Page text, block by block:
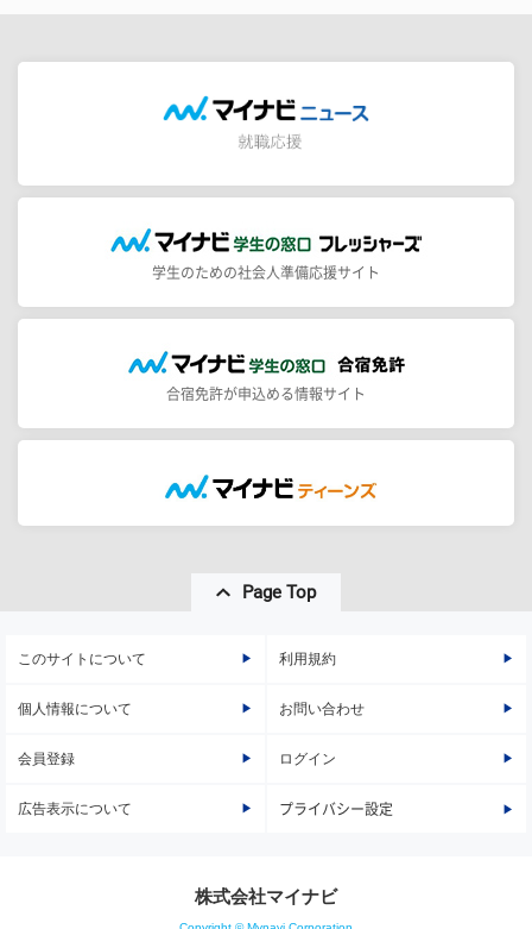
学生のための社会人準備応援サイト
合宿免許が申込める情報サイト
Page Top
このサイトについて 利用規約
個人情報について お問い合わせ
会員登録 ログイン
広告表示について プライバシー設定
株式会社マイナビ